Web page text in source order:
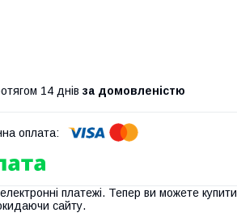
14 днів за домовленістю
платежі. Тепер ви можете купити
сайту.